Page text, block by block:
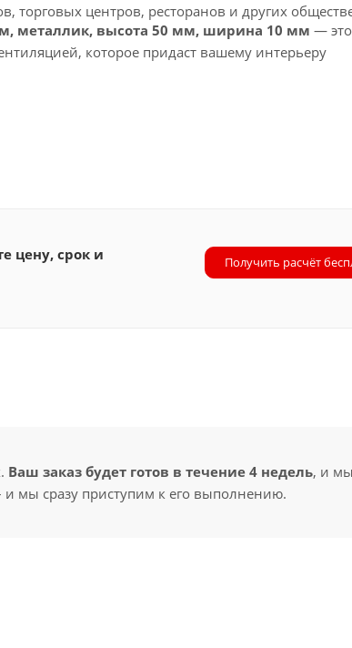
центров, ресторанов и других
металлик, высота 50 мм, ширина 10 мм —
которое придаст вашему интерьеру
цену, срок и
Получить расчёт
Ваш заказ будет готов в течение 4 недель, и мы
и мы сразу приступим к его выполнению.